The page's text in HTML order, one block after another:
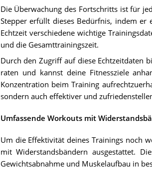
Die Überwachung des Fortschritts ist für
Stepper erfüllt dieses Bedürfnis, indem
Echtzeit verschiedene wichtige
und die Gesamttrainingszeit.
Durch den Zugriff auf diese Echtzeitdaten
raten und kannst deine Fitnessziele
Konzentration beim Training
sondern auch effektiver und
Umfassende Workouts mit
Um die Effektivität deines Trainings noch
mit Widerstandsbändern ausgestattet.
Gewichtsabnahme und Muskelaufbau in